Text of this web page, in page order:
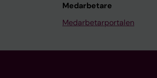
Medarbetare
Medarbetarportalen